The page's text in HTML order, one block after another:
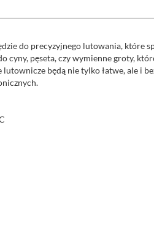
do precyzyjnego lutowania, które
cyny, pęseta, czy wymienne groty,
będą nie tylko łatwe, ale i